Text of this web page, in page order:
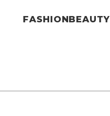
FASHIONBEAUTY